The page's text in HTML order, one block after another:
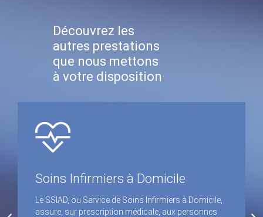
Découvrez les
autres prestations
que nous mettons
à votre disposition
Réseau de soins palliatifs
Le réseau Palli Acsso est une ressource offerte à
tout patient nécessitant la mise en œuvre de soins